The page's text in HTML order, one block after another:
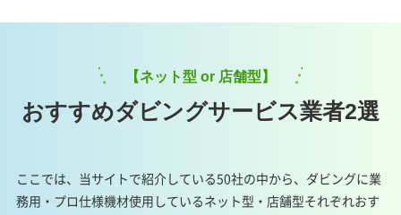
【ネット型 or 店舗型】
おすすめダビングサービス業者2選
ここでは、当サイトで紹介している50社の中から、ダビングに業
務用・プロ仕様機材使用しているネット型・店舗型それぞれおす